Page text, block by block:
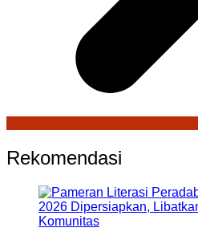
Rekomendasi